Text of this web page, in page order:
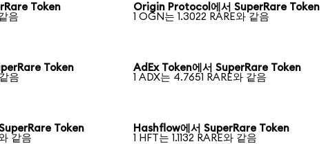
Token
음
Origin Protocol에서 SuperRare Token
1 OGN는 1.3022 RARE와 같음
Token
음
AdEx Token에서 SuperRare Token
1 ADX는 4.7651 RARE와 같음
Token
같음
Hashflow에서 SuperRare Token
1 HFT는 1.1132 RARE와 같음